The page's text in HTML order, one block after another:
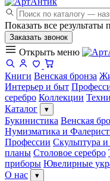
Показать все результаты
Заказать звонок
Открыть меню
Книги Венская бронза
Интерьер и быт
серебро Коллекции
Каталог
▾
Букинистика Венская
Нумизматика и
Профессии Скульптура и
планы Столовое серебро
приборы Ювелирные
О нас
▾